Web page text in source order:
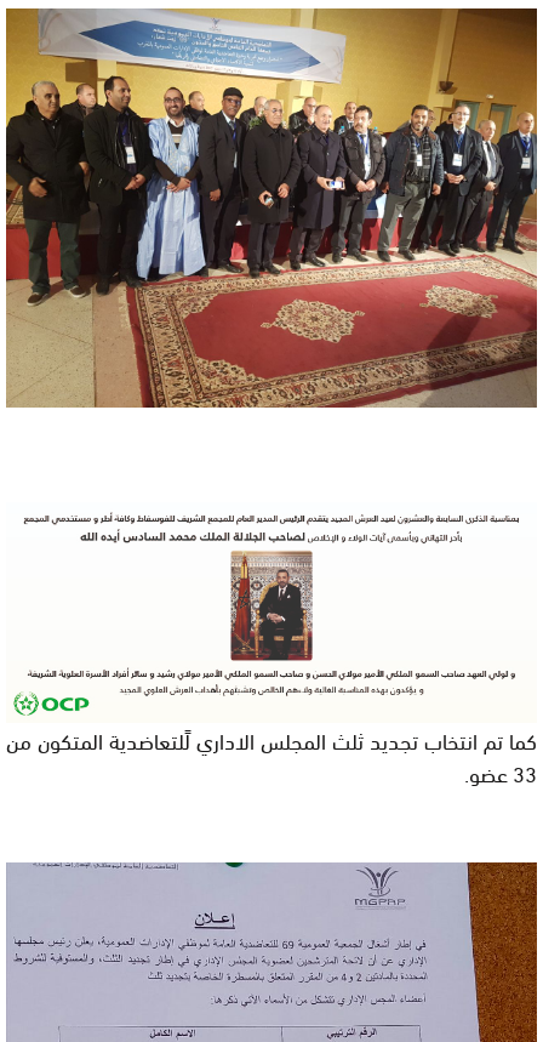
كما تم انتخاب تجديد ثلث المجلس الاداري لًلتعاضديۃ المتكون من
33 عضو.